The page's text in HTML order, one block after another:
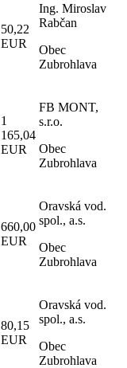
50,22
EUR
Ing. Miroslav
Rabčan
Obec
Zubrohlava
1
165,04
EUR
FB MONT,
s.r.o.
Obec
Zubrohlava
660,00
EUR
Oravská vod.
spol., a.s.
Obec
Zubrohlava
80,15
EUR
Oravská vod.
spol., a.s.
Obec
Zubrohlava